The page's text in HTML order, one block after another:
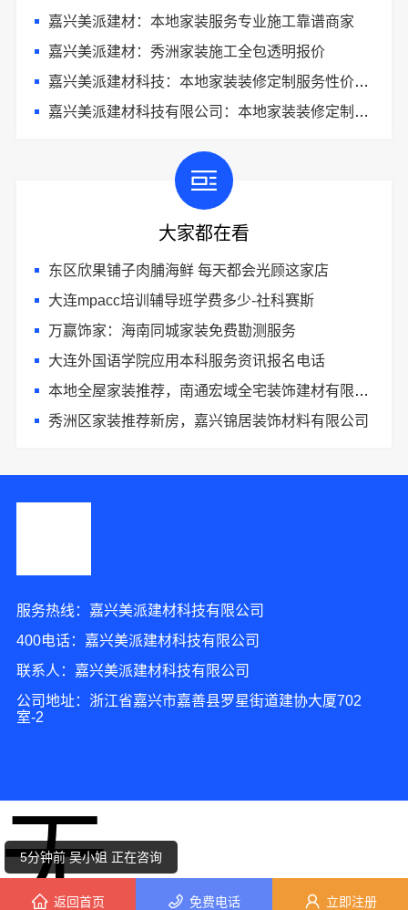
嘉兴美派建材：本地家装服务专业施工靠谱商家
嘉兴美派建材：秀洲家装施工全包透明报价
嘉兴美派建材科技：本地家装装修定制服务性价比高
嘉兴美派建材科技有限公司：本地家装装修定制服务性价比高
大家都在看
东区欣果铺子肉脯海鲜 每天都会光顾这家店
大连mpacc培训辅导班学费多少-社科赛斯
万赢饰家：海南同城家装免费勘测服务
大连外国语学院应用本科服务资讯报名电话
本地全屋家装推荐，南通宏域全宅装饰建材有限公司口碑之选
秀洲区家装推荐新房，嘉兴锦居装饰材料有限公司
服务热线：嘉兴美派建材科技有限公司
400电话：嘉兴美派建材科技有限公司
联系人：嘉兴美派建材科技有限公司
公司地址：浙江省嘉兴市嘉善县罗星街道建协大厦702
室-2
5分钟前 吴小姐 正在咨询
9分钟前 卢女士 正在咨询
返回首页 免费电话 立即注册
无